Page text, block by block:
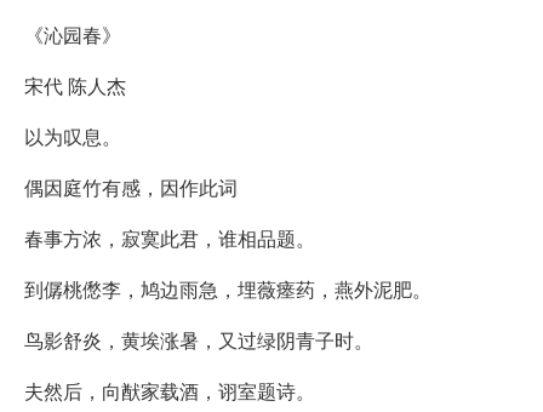
《沁园春》
宋代 陈人杰
以为叹息。
偶因庭竹有感，因作此词
春事方浓，寂寞此君，谁相品题。
到僝桃僽李，鸠边雨急，埋薇瘗药，燕外泥肥。
鸟影舒炎，黄埃涨暑，又过绿阴青子时。
夫然后，向猷家载酒，诩室题诗。